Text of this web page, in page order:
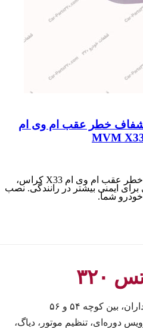
شیشه شفاف خطر عقب ام وی ام
لامپ دو کنتاکت شیشه شفاف خطر عقب ام وی ام X33 کراس،
ایمنی بیشتر در رانندگی. نصب
شما.
۳۲۰
بین کوچه ۵۴ و ۵۶
دوره‌ای، تنظیم موتور، دیاگ،